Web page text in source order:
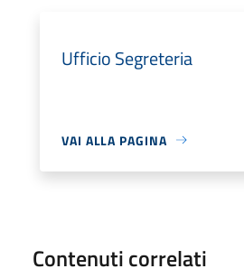
Ufficio Segreteria
VAI ALLA PAGINA
Contenuti correlati